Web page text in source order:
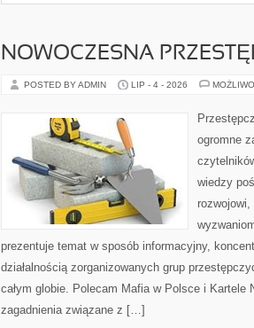
NOWOCZESNA
POSTED BY ADMIN LIP - 4 - 2026
ogromne
wiedzy
prezentuje temat w sposób informacyjny,
działalnością zorganizowanych grup
całym globie. Polecam Mafia w Polsce i Kartele
zagadnienia związane z […]